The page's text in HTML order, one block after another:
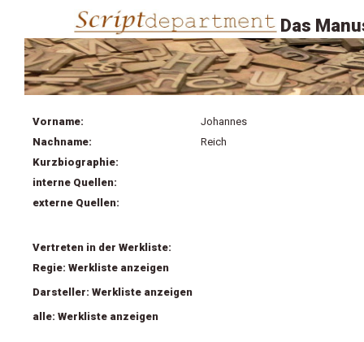
Das
Vorname:
Johannes
Nachname:
Reich
Kurzbiographie:
interne Quellen:
externe Quellen:
Vertreten in der Werkliste:
Regie: Werkliste anzeigen
Darsteller: Werkliste anzeigen
alle: Werkliste anzeigen